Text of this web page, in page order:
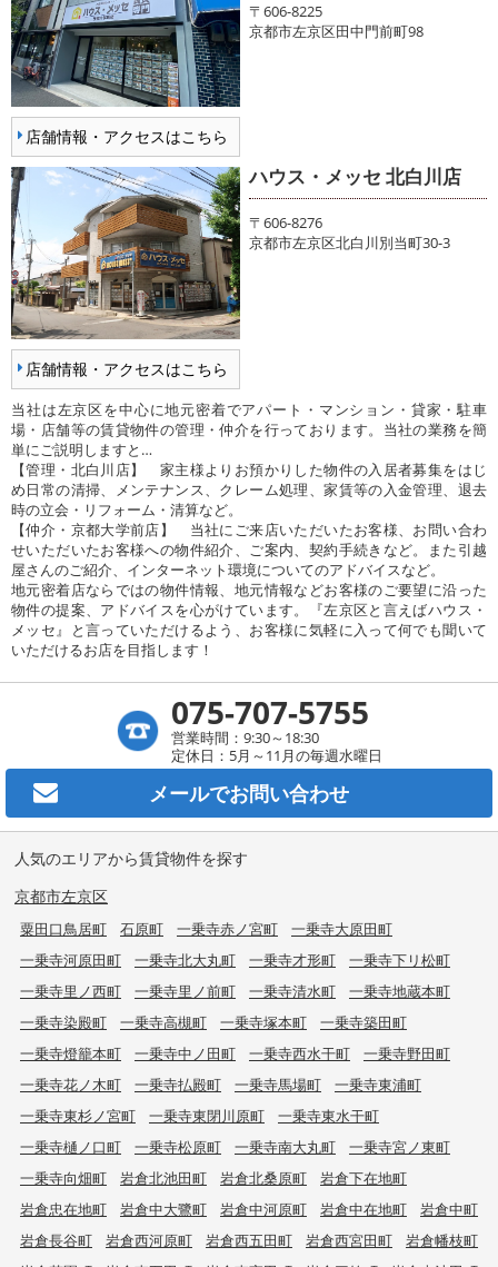
店舗情報・アクセスはこちら
〒606-8225
京都市左京区田中門前町98
店舗情報・アクセスはこちら
ハウス・メッセ 北白川店
〒606-8276
京都市左京区北白川別当町30-3
当社は左京区を中心に地元密着でアパート・マンション・貸家・駐車
場・店舗等の賃貸物件の管理・仲介を行っております。当社の業務を簡
単にご説明しますと…
【管理・北白川店】 家主様よりお預かりした物件の入居者募集をはじ
め日常の清掃、メンテナンス、クレーム処理、家賃等の入金管理、退去
時の立会・リフォーム・清算など。
【仲介・京都大学前店】 当社にご来店いただいたお客様、お問い合わ
せいただいたお客様への物件紹介、ご案内、契約手続きなど。また引越
屋さんのご紹介、インターネット環境についてのアドバイスなど。
地元密着店ならではの物件情報、地元情報などお客様のご要望に沿った
物件の提案、アドバイスを心がけています。『左京区と言えばハウス・
メッセ』と言っていただけるよう、お客様に気軽に入って何でも聞いて
いただけるお店を目指します！
075-707-5755
営業時間：9:30～18:30
定休日：5月～11月の毎週水曜日
メールでお問い合わせ
人気のエリアから賃貸物件を探す
京都市左京区
粟田口鳥居町 石原町 一乗寺赤ノ宮町
一乗寺大原田町
一乗寺河原田町
一乗寺北大丸町 一乗寺才形町
一乗寺下リ松町
一乗寺里ノ西町
一乗寺里ノ前町 一乗寺清水町
一乗寺地蔵本町
一乗寺染殿町
一乗寺高槻町 一乗寺塚本町
一乗寺築田町
一乗寺燈籠本町
一乗寺中ノ田町 一乗寺西水干町
一乗寺野田町
一乗寺花ノ木町
一乗寺払殿町 一乗寺馬場町
一乗寺東浦町
一乗寺東杉ノ宮町
一乗寺東閉川原町
一乗寺東水干町
一乗寺樋ノ口町
一乗寺松原町 一乗寺南大丸町
一乗寺宮ノ東町
一乗寺向畑町
岩倉北池田町 岩倉北桑原町
岩倉下在地町
岩倉忠在地町
岩倉中大鷺町 岩倉中河原町 岩倉中在地町
岩倉中町
岩倉長谷町
岩倉西河原町 岩倉西五田町 岩倉西宮田町
岩倉幡枝町